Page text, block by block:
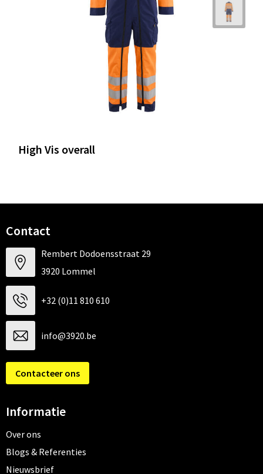
High Vis overall
Contact
Rembert Dodoensstraat 29
3920 Lommel
+32 (0)11 810 610
info@3920.be
Contacteer ons
Informatie
Over ons
Blogs & Referenties
Nieuwsbrief